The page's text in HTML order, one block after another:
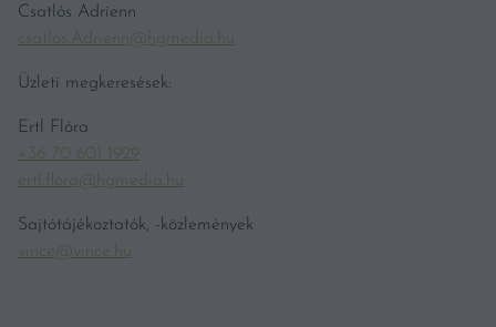
Csatlós Adrienn
csatlos.Adrienn@hgmedia.hu
Üzleti megkeresések:
Ertl Flóra
+36 70 601 1929
ertl.flora@hgmedia.hu
Sajtótájékoztatók, -közlemények
vince@vince.hu